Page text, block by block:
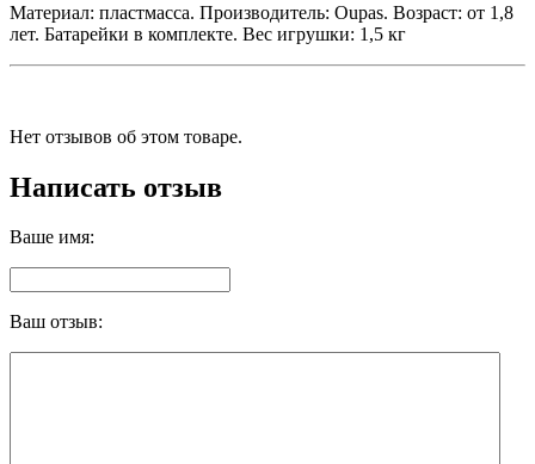
Материал: пластмасса. Производитель: Oupas. Возраст: от 1,8
лет. Батарейки в комплекте. Вес игрушки: 1,5 кг
Нет отзывов об этом товаре.
Написать отзыв
Ваше имя:
Ваш отзыв: